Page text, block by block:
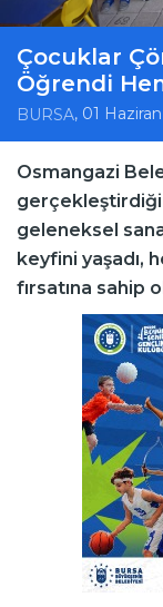
Çocuklar
Öğrendi
BURSA, 01
Osmangazi
geleneksel
keyfini yaşadı,
fırsatına sahip